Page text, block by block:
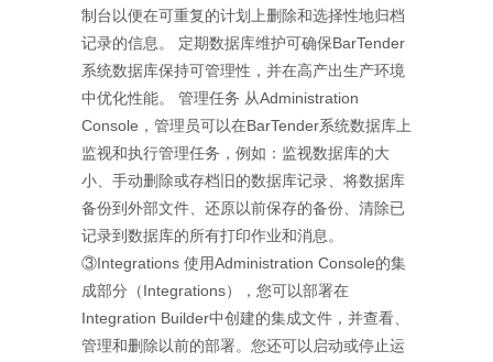
制台以便在可重复的计划上删除和选择性地归档
记录的信息。 定期数据库维护可确保BarTender
系统数据库保持可管理性，并在高产出生产环境
中优化性能。 管理任务 从Administration
Console，管理员可以在BarTender系统数据库上
监视和执行管理任务，例如：监视数据库的大
小、手动删除或存档旧的数据库记录、将数据库
备份到外部文件、还原以前保存的备份、清除已
记录到数据库的所有打印作业和消息。
③Integrations 使用Administration Console的集
成部分（Integrations），您可以部署在
Integration Builder中创建的集成文件，并查看、
管理和删除以前的部署。您还可以启动或停止运